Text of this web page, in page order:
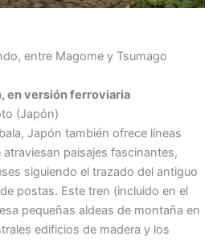
entre Magome y Tsumago
en versión ferroviaria
(Japón)
Japón también ofrece líneas
paisajes fascinantes,
siguiendo el trazado del antiguo
postas. Este tren (incluido en el
pequeñas aldeas de montaña en
edificios de madera y los